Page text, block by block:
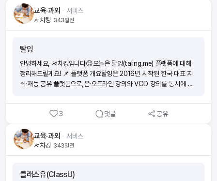
모⦁ 과외를 원하는 학생👉 다양한 교육 관계자들이 함께 모여 서로의
경험과 정보를 교환하는 구조입니다. 🔑 주요 활동⦁ 📚 수업 후기 &
자료 공유: 교재, 학습법, 실제 수업에서 쓸 수 있는 노하우 공개⦁ 👩‍🏫
역별 정기 모임, 친목 및 네트워킹⦁ 📝 자유 게시판: 교육 이슈, 고민 상
담, 정보 교류 ⚙️ 운영 방식⦁ 회원 가입 후 등업·승인 절차를 거쳐 신뢰
도 있는 커뮤니티 운영⦁ 게시판은 공지, 자료실, 후기, 과외 정보 등으
로 세분화⦁ 자율성을 존중하지만, 규칙을 강조하는 관리 중심 운영 🌟
제·정기 모임 등 부가 서비스 진행 💡 서치킹 한마디하이킥스는 단순한
결이 동시에 이루어지는 커뮤니티예요. 과외 시장 변화(온라인 강의·매
칭 서비스 확산)에 맞춰 논의도 이어지고 있어서, 앞으로 더 확장 가능
성이 큰 플랫폼이라 할 수 있습니다👍👉 과외 관련 정보와 인맥을 넓
교육·과외 ᆞ 서비스
서치킹 343일전
탈잉
안녕하세요, 서치킹입니다😊오늘은 탈잉(taling.me) 플랫폼에 대해
정리해드릴게요! 📌 플랫폼 개요탈잉은 2016년 시작된 한국 대표 지
식·재능 공유 플랫폼으로,온·오프라인 강의와 VOD 강의를 동시에 제
판매 가능⦁ 수강생은 실시간 강의·오프라인·VOD·전자책 등 다양한 방
식으로 학습 가능 👉 주요 현황⦁ 카테고리: 약 200개⦁ 누적 강의: 8,0
야: 아이돌 댄스, 쿠킹, 외국어, 디자인, 마케팅, 코딩 등 💰 수익 및 수
수료 구조⦁ 결제 방식: 클래스별 개별 결제⦁ 수수료율: 기본 약 30%⦁
수익화: VOD·정기 클래스 운영 시 자동화된 반복 수익 가능⦁ 수익 범
정 조건(후기·수업 횟수 등) 충족 시 수수료 일부 인하 🌟 주요 기능 및
3 댓글 공유
교육·과외 ᆞ 서비스
서치킹 343일전
클래스유(ClassU)